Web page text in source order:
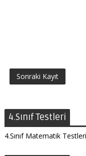
Sonraki Kayıt
4.Sınıf Testleri
4.Sınıf Matematik Testleri